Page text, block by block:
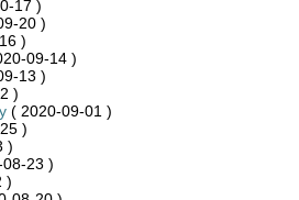
17 )
20 )
)
09-14 )
13 )
)
( 2020-09-01 )
)
)
23 )
)